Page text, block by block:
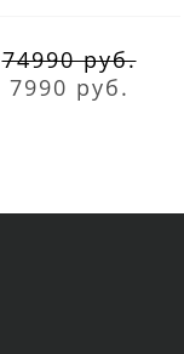
74990 руб.
7990 руб.